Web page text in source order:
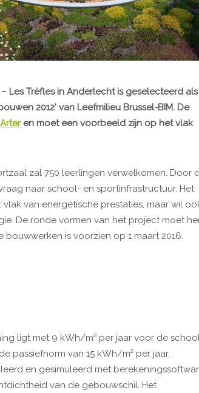
Les Trèfles in Anderlecht is geselecteerd als
2012' van Leefmilieu Brussel-BIM. De
Arteren moet een voorbeeld zijn op het vlak
zal 750 leerlingen verwelkomen. Door
naar school- en sportinfrastructuur. Het
van energetische prestaties, maar wil
De ronde vormen van het project moet
is voorzien op 1 maart 2016.
ligt met 9 kWh/m² per jaar voor de
passiefnorm van 15 kWh/m² per jaar.
en gesimuleerd met
van de gebouwschil. Het